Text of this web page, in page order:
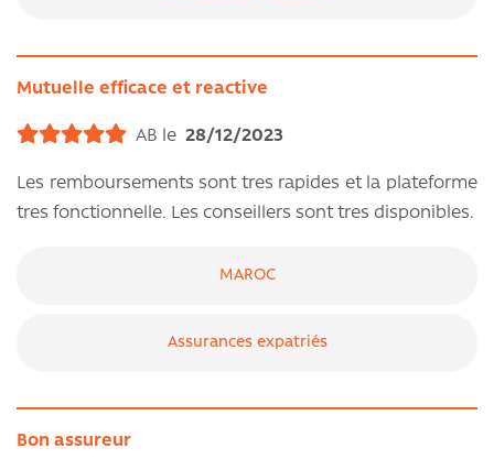
Mutuelle efficace et reactive
AB le 28/12/2023
Les remboursements sont tres rapides et la plateforme
tres fonctionnelle. Les conseillers sont tres disponibles.
MAROC
Assurances expatriés
Bon assureur